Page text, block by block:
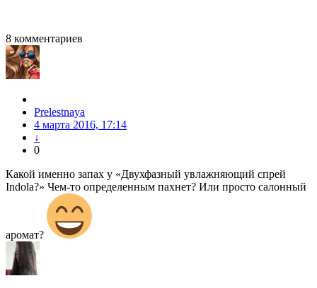
8 комментариев
Prelestnaya
4 марта 2016, 17:14
↓
0
Какой именно запах у «Двухфазный увлажняющий спрей
Indola?» Чем-то определенным пахнет? Или просто салонный
аромат?